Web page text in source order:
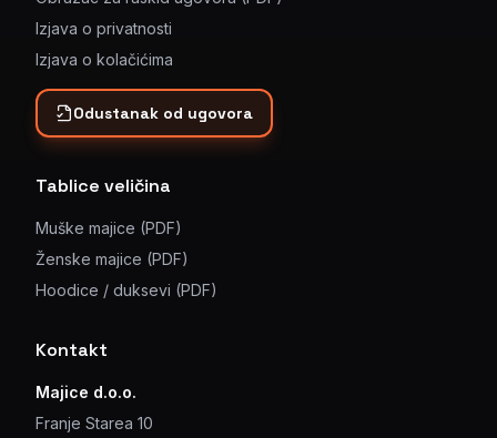
Izjava o privatnosti
Izjava o kolačićima
Odustanak od ugovora
Tablice veličina
Muške majice (PDF)
Ženske majice (PDF)
Hoodice / duksevi (PDF)
Kontakt
Majice d.o.o.
Franje Starea 10